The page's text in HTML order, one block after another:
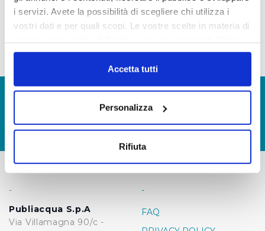
i servizi. Avete la possibilità di scegliere chi utilizza i
vostri dati e per quali scopi. Le vostre scelte in materia di
in cui avete effettuato le vostre scelte. È possibile
modificare o revocare il proprio consenso in qualsiasi
momento dalla Dichiarazione sui cookie o facendo clic
Con il tuo consenso, vorremmo anche:
raccogliere informazioni sulla tua posizione
(impronte digitali).
Accetta tutti
Personalizza
Rifiuta
© Copyright 2017 - 2026
GLOSSARIO
GIUDICA IL SERVIZIO
LAVORA CON NOI
-
Publiacqua S.p.A
Via Villamagna 90/c -
-
FAQ